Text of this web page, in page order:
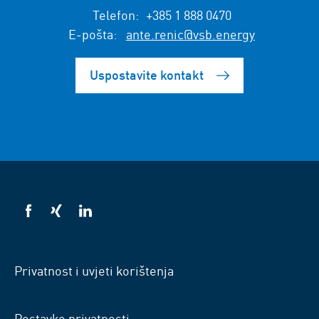
Telefon: +385 1 888 0470
E-pošta: ante.renic@vsb.energy
Uspostavite kontakt
VSB
VSB
VSB
Privatnost i uvjeti korištenja